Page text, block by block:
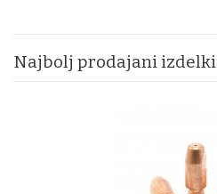
Najbolj prodajani izdelki